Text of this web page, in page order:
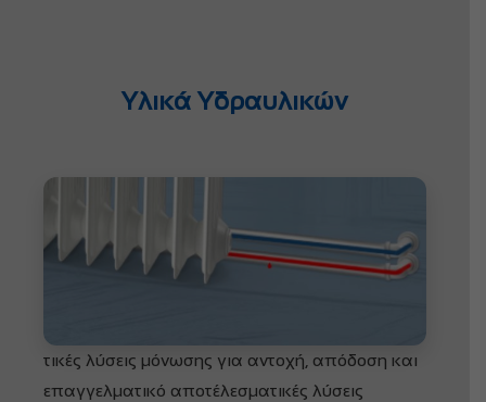
Υλικά Υδραυλικών
τικές λύσεις μόνωσης για αντοχή, απόδοση και
επαγγελματικό αποτέλεσματικές λύσεις